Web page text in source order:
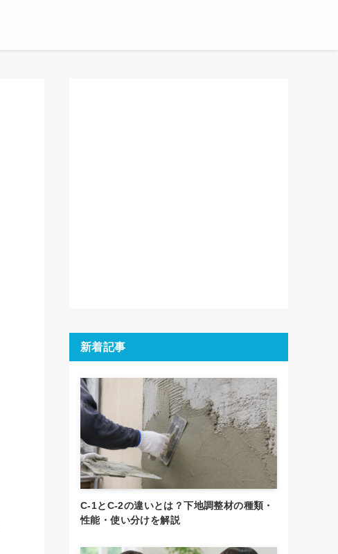
新着記事
C-1とC-2の違いとは？下地調整材の種類・
性能・使い分けを解説